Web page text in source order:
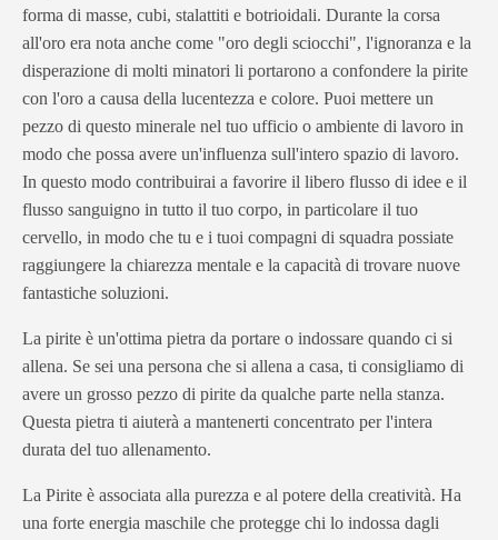
forma di masse, cubi, stalattiti e botrioidali. Durante la corsa
all'oro era nota anche come "oro degli sciocchi", l'ignoranza e la
disperazione di molti minatori li portarono a confondere la pirite
con l'oro a causa della lucentezza e colore. Puoi mettere un
pezzo di questo minerale nel tuo ufficio o ambiente di lavoro in
modo che possa avere un'influenza sull'intero spazio di lavoro.
In questo modo contribuirai a favorire il libero flusso di idee e il
flusso sanguigno in tutto il tuo corpo, in particolare il tuo
cervello, in modo che tu e i tuoi compagni di squadra possiate
raggiungere la chiarezza mentale e la capacità di trovare nuove
fantastiche soluzioni.
La pirite è un'ottima pietra da portare o indossare quando ci si
allena. Se sei una persona che si allena a casa, ti consigliamo di
avere un grosso pezzo di pirite da qualche parte nella stanza.
Questa pietra ti aiuterà a mantenerti concentrato per l'intera
durata del tuo allenamento.
La Pirite è associata alla purezza e al potere della creatività. Ha
una forte energia maschile che protegge chi lo indossa dagli